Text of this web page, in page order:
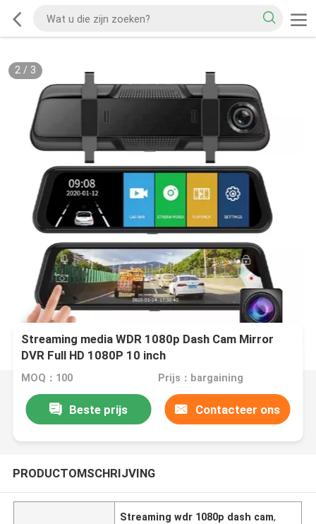
2/ 3
Streaming media WDR 1080p Dash Cam Mirror
DVR Full HD 1080P 10 inch
MOQ：100 Prijs：bargaining
Beste prijs Contacteer ons
PRODUCTOMSCHRIJVING
Streaming wdr 1080p dash cam,